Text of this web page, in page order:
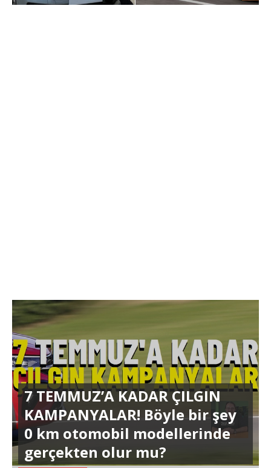
7 TEMMUZ’A KADAR ÇILGIN
KAMPANYALAR! Böyle bir şey
0 km otomobil modellerinde
gerçekten olur mu?